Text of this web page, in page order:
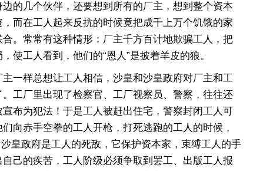
的几个伙伴，还要想到所有的厂主，想到整个资本
而在工人起来反抗的时候竟把成千上万个饥饿的家
。常常有这种情形：厂主千方百计地欺骗工人，把
工人看到，他们的“恩人”是披着羊皮的狼。
一样总想让工人相信，沙皇和沙皇政府对厂主和工
工厂里出现了检察官、工厂视察员、警察，往往还
布为犯法！于是工人被赶出住宅，警察封闭工人可
向赤手空拳的工人开枪，打死逃跑的工人的时候，
皇政府是工人的死敌，它保护资本家，束缚工人的手
己的疾苦，工人阶级必须争取到罢工、出版工人报